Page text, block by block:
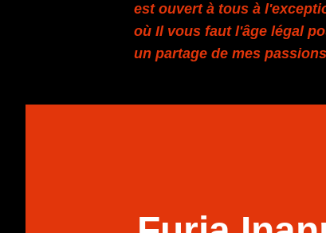
est ouvert à tous à
où Il vous faut l'âge légal
un partage de mes